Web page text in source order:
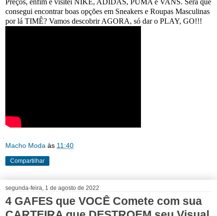
consegui encontrar boas opções em Sneakers e Roupas Masculinas
por lá TIMÊ? Vamos descobrir AGORA, só dar o PLAY, GO!!!
Macho Moda às 11:40
Compartilhar
segunda-feira, 1 de agosto de 2022
4 GAFES que VOCÊ Comete com sua